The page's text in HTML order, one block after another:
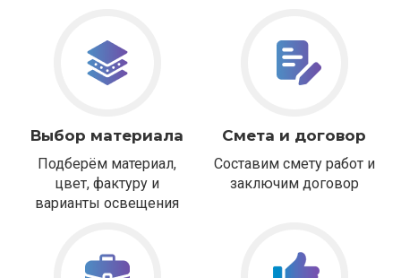
Выбор материала
Подберём материал,
цвет, фактуру и
варианты освещения
Смета и договор
Составим смету работ и
заключим договор